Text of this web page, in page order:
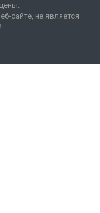
сайте, не является